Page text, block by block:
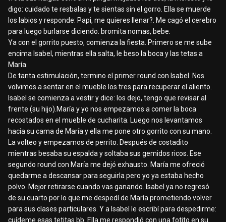
digo: cuidado te resbalas y te sientas sin el gorro. Ella se muerde
los labios y responde: Papi, me quieres llenar?. Me cagó el cerebro
para luego burlarse diciendo: bromita nomas, bebe.
Ya con el gorrito puesto, comienza la fiesta. Primero se me sube
encima Isabel, mientras ella salta, le beso la boca y las tetas a
María.
De tanta estimulación, termino el primer round con Isabel. Nos
volvimos a sentar en el mueble los tres para recuperar el aliento.
Isabel se comienza a vestir y dice: los dejo, tengo que revisar al
frente (su hijo).María y yo nos empezamos a comer la boca
recostados en el mueble de cucharita. Luego nos levantamos
hacia su cama de María y ella me pone otro gorrito con su mano.
La volteo y empezamos de perrito. Después de costadito
mientras besaba su espalda y soltaba sus gemidos ricos. Ese
segundo round con María me dejó exhausto. María me ofreció
quedarme a descansar para seguirla pero yo ya estaba hecho
polvo. Mejor retirarse cuando vas ganando. Isabel ya no regresó
de su cuarto por lo que me despedí de María prometiendo volver
para sus clases particulares. Y a Isabel le escribí para despedirme:
cuídeme esas tetitas bb. Ella me respondió con una fotito en su